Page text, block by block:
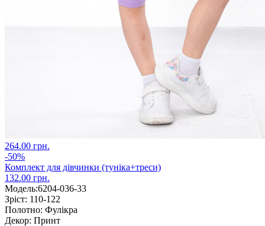
264.00 грн.
-50%
Комплект для дівчинки (туніка+треси)
132.00 грн.
Модель:6204-036-33
Зріст: 110-122
Полотно: Фулікра
Декор: Принт